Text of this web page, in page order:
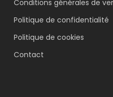
Conditions générales de
Politique de confidentialité
Politique de cookies
Contact